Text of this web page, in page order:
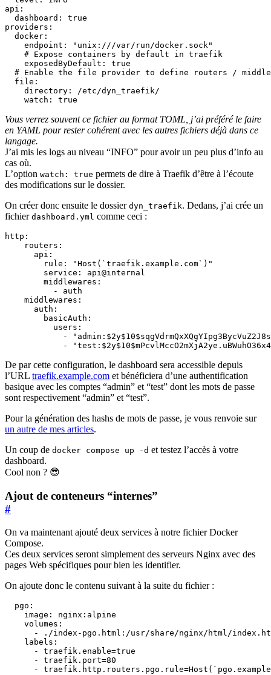
api :
dashboard :
true
providers :
docker :
endpoint :
"unix:///var/run/docker.sock"
# Expose containers by default in traefik
exposedByDefault :
true
# Enable the file provider to define routers /
file :
directory :
/etc/dyn_traefik/
watch : true
Vous verrez souvent ce fichier au format TOML, j’ai préféré le faire
en YAML pour rester cohérent avec les autres fichiers déjà dans ce
langage.
J’ai mis les logs au niveau “INFO” pour avoir un peu plus d’info au
cas où.
L’option watch: true permets de dire à Traefik d’être à l’écoute
des modifications sur le dossier.
On créer donc ensuite le dossier dyn_traefik. Dedans, j’ai crée un
fichier dashboard.yml comme ceci :
http :
routers :
api :
rule :
"Host(`traefik.example.com`)"
service :
api@internal
middlewares :
- auth
middlewares :
auth :
basicAuth :
users :
-
-
De par cette configuration, le dashboard sera accessible depuis
l’URL traefik.example.com et bénéficiera d’une authentification
basique avec les comptes “admin” et “test” dont les mots de passe
sont respectivement “admin” et “test”.
Pour la génération des hashs de mots de passe, je vous renvoie sur
un autre de mes articles.
Un coup de docker compose up -d et testez l’accès à votre
dashboard.
Cool non ? 😎
Ajout de conteneurs “internes”
#
On va maintenant ajouté deux services à notre fichier Docker
Compose.
Ces deux services seront simplement des serveurs Nginx avec des
pages Web spécifiques pour bien les identifier.
On ajoute donc le contenu suivant à la suite du fichier :
pgo :
image :
nginx:alpine
volumes :
-
./index-pgo.html:/usr/share/nginx/html/
labels :
- traefik.enable=true
- traefik.port=80
-